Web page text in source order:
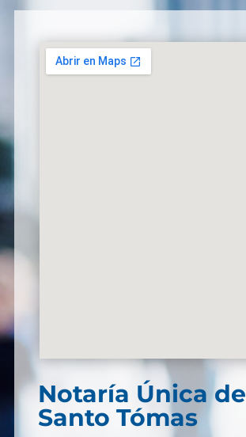
Notaría Única de
Santo Tómas